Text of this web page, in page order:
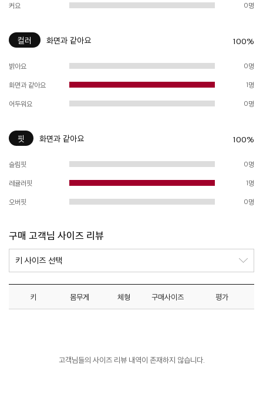
커요 0명
컬러 화면과 같아요 100%
밝아요 0명
화면과 같아요 1명
어두워요 0명
핏 화면과 같아요 100%
슬림핏 0명
레귤러핏 1명
오버핏 0명
구매 고객님 사이즈 리뷰
키 몸무게 체형 구매사이즈 평가
고객님들의 사이즈 리뷰 내역이 존재하지 않습니다.